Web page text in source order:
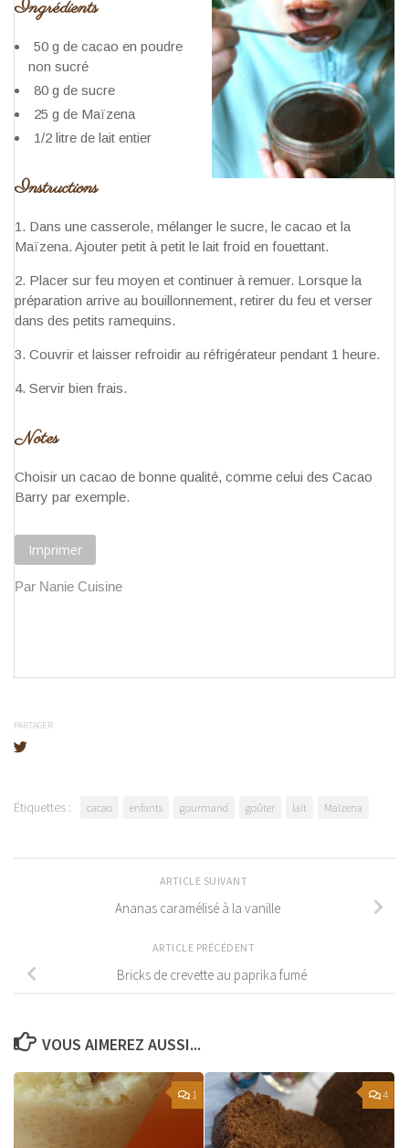
Ingrédients
50 g de cacao en poudre
non sucré
80 g de sucre
25 g de Maïzena
1/2 litre de lait entier
Instructions
Dans une casserole, mélanger le sucre, le cacao et la
Maïzena. Ajouter petit à petit le lait froid en fouettant.
Placer sur feu moyen et continuer à remuer. Lorsque la
préparation arrive au bouillonnement, retirer du feu et verser
dans des petits ramequins.
Couvrir et laisser refroidir au réfrigérateur pendant 1 heure.
Servir bien frais.
Notes
Choisir un cacao de bonne qualité, comme celui des Cacao
Barry par exemple.
Imprimer
Par Nanie Cuisine
PARTAGER
Étiquettes : cacao enfants gourmand goûter lait Maïzena
ARTICLE SUIVANT
Ananas caramélisé à la vanille
ARTICLE PRÉCÉDENT
Bricks de crevette au paprika fumé
VOUS AIMEREZ AUSSI...
1 4